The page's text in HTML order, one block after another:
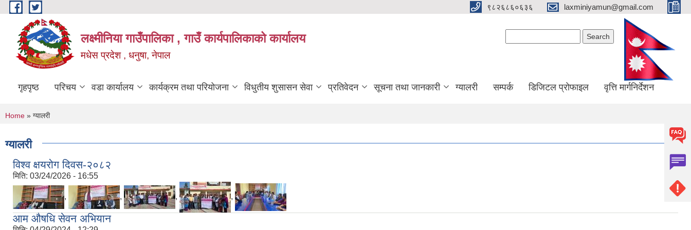
Skip to main content ९८२६८६०६३६ laxminiyamun@gmail.com
लक्ष्मीनिया गाउँपालिका , गाउँ कार्यपालिकाको कार्यालय
मधेस प्रदेश , धनुषा, नेपाल
गृहपृष्ठ परिचय वडा कार्यालय कार्यक्रम तथा परियोजना विधुतीय शुसासन सेवा प्रतिवेदन सूचना तथा जानकारी ग्यालरी सम्पर्क डिजिटल प्रोफाइल वृत्ति मार्गनिर्देशन
You are here
Home » ग्यालरी
ग्यालरी
विश्व क्षयरोग दिवस-२०८२
मिति: 03/24/2026 - 16:55
, , , ,
आम औषधि सेवन अभियान